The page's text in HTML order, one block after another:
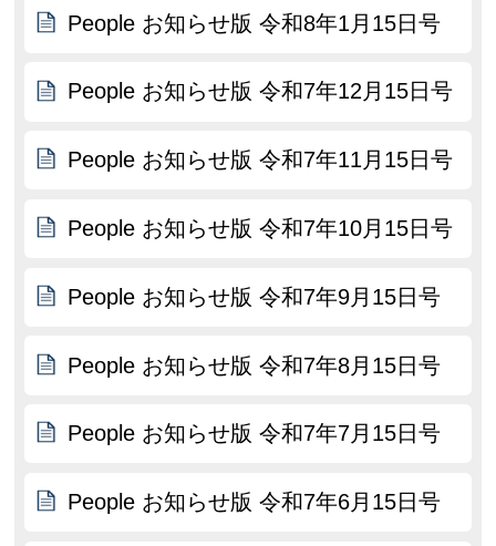
People お知らせ版 令和8年1月15日号
People お知らせ版 令和7年12月15日号
People お知らせ版 令和7年11月15日号
People お知らせ版 令和7年10月15日号
People お知らせ版 令和7年9月15日号
People お知らせ版 令和7年8月15日号
People お知らせ版 令和7年7月15日号
People お知らせ版 令和7年6月15日号